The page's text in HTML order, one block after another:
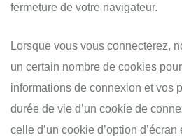
fermeture de votre navigateur.
Lorsque vous vous connecterez,
un certain nombre de cookies
informations de connexion et vos
durée de vie d’un cookie de
celle d’un cookie d’option